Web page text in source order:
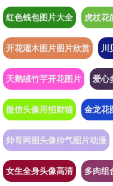
红色钱包图片大全 虎杖花
开花灌木图片图片欣赏 川
天鹅绒竹芋开花图片 爱心
微信头像用招财猫 金龙花
帅哥网图头像帅气图片动漫
女生全身头像高清 多肉组